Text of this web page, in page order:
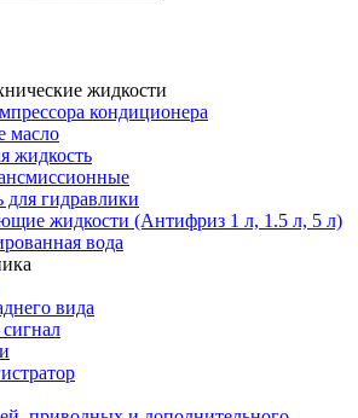
жидкости
кондиционера
масло
жидкость
для гидравлики
жидкости (Антифриз 1 л, 1.5 л, 5 л)
вода
вида